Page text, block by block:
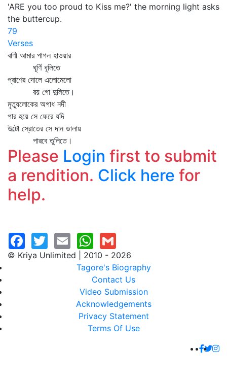
'ARE you too proud to Kiss me?' the morning light asks
the buttercup.
79
Verses
বাণী আমার পাগল হাওয়ার
ঘূর্ণি ধূলিতে
প্রাণের দোলে এলোমেলো
রয় গো দুলিতে।
মৃত্যুলোকের অগাধ নদী
পার হয়ে সে ফেরে যদি
উল্টো স্রোতের সে দান ডালায়
পারবে তুলিতে।
Please Login first to submit
a rendition. Click here for
help.
© Kriya Unlimited | 2010 - 2026
Tagore's Biography
Contact Us
Video Submission
Acknowledgements
Privacy Statement
Terms Of Use